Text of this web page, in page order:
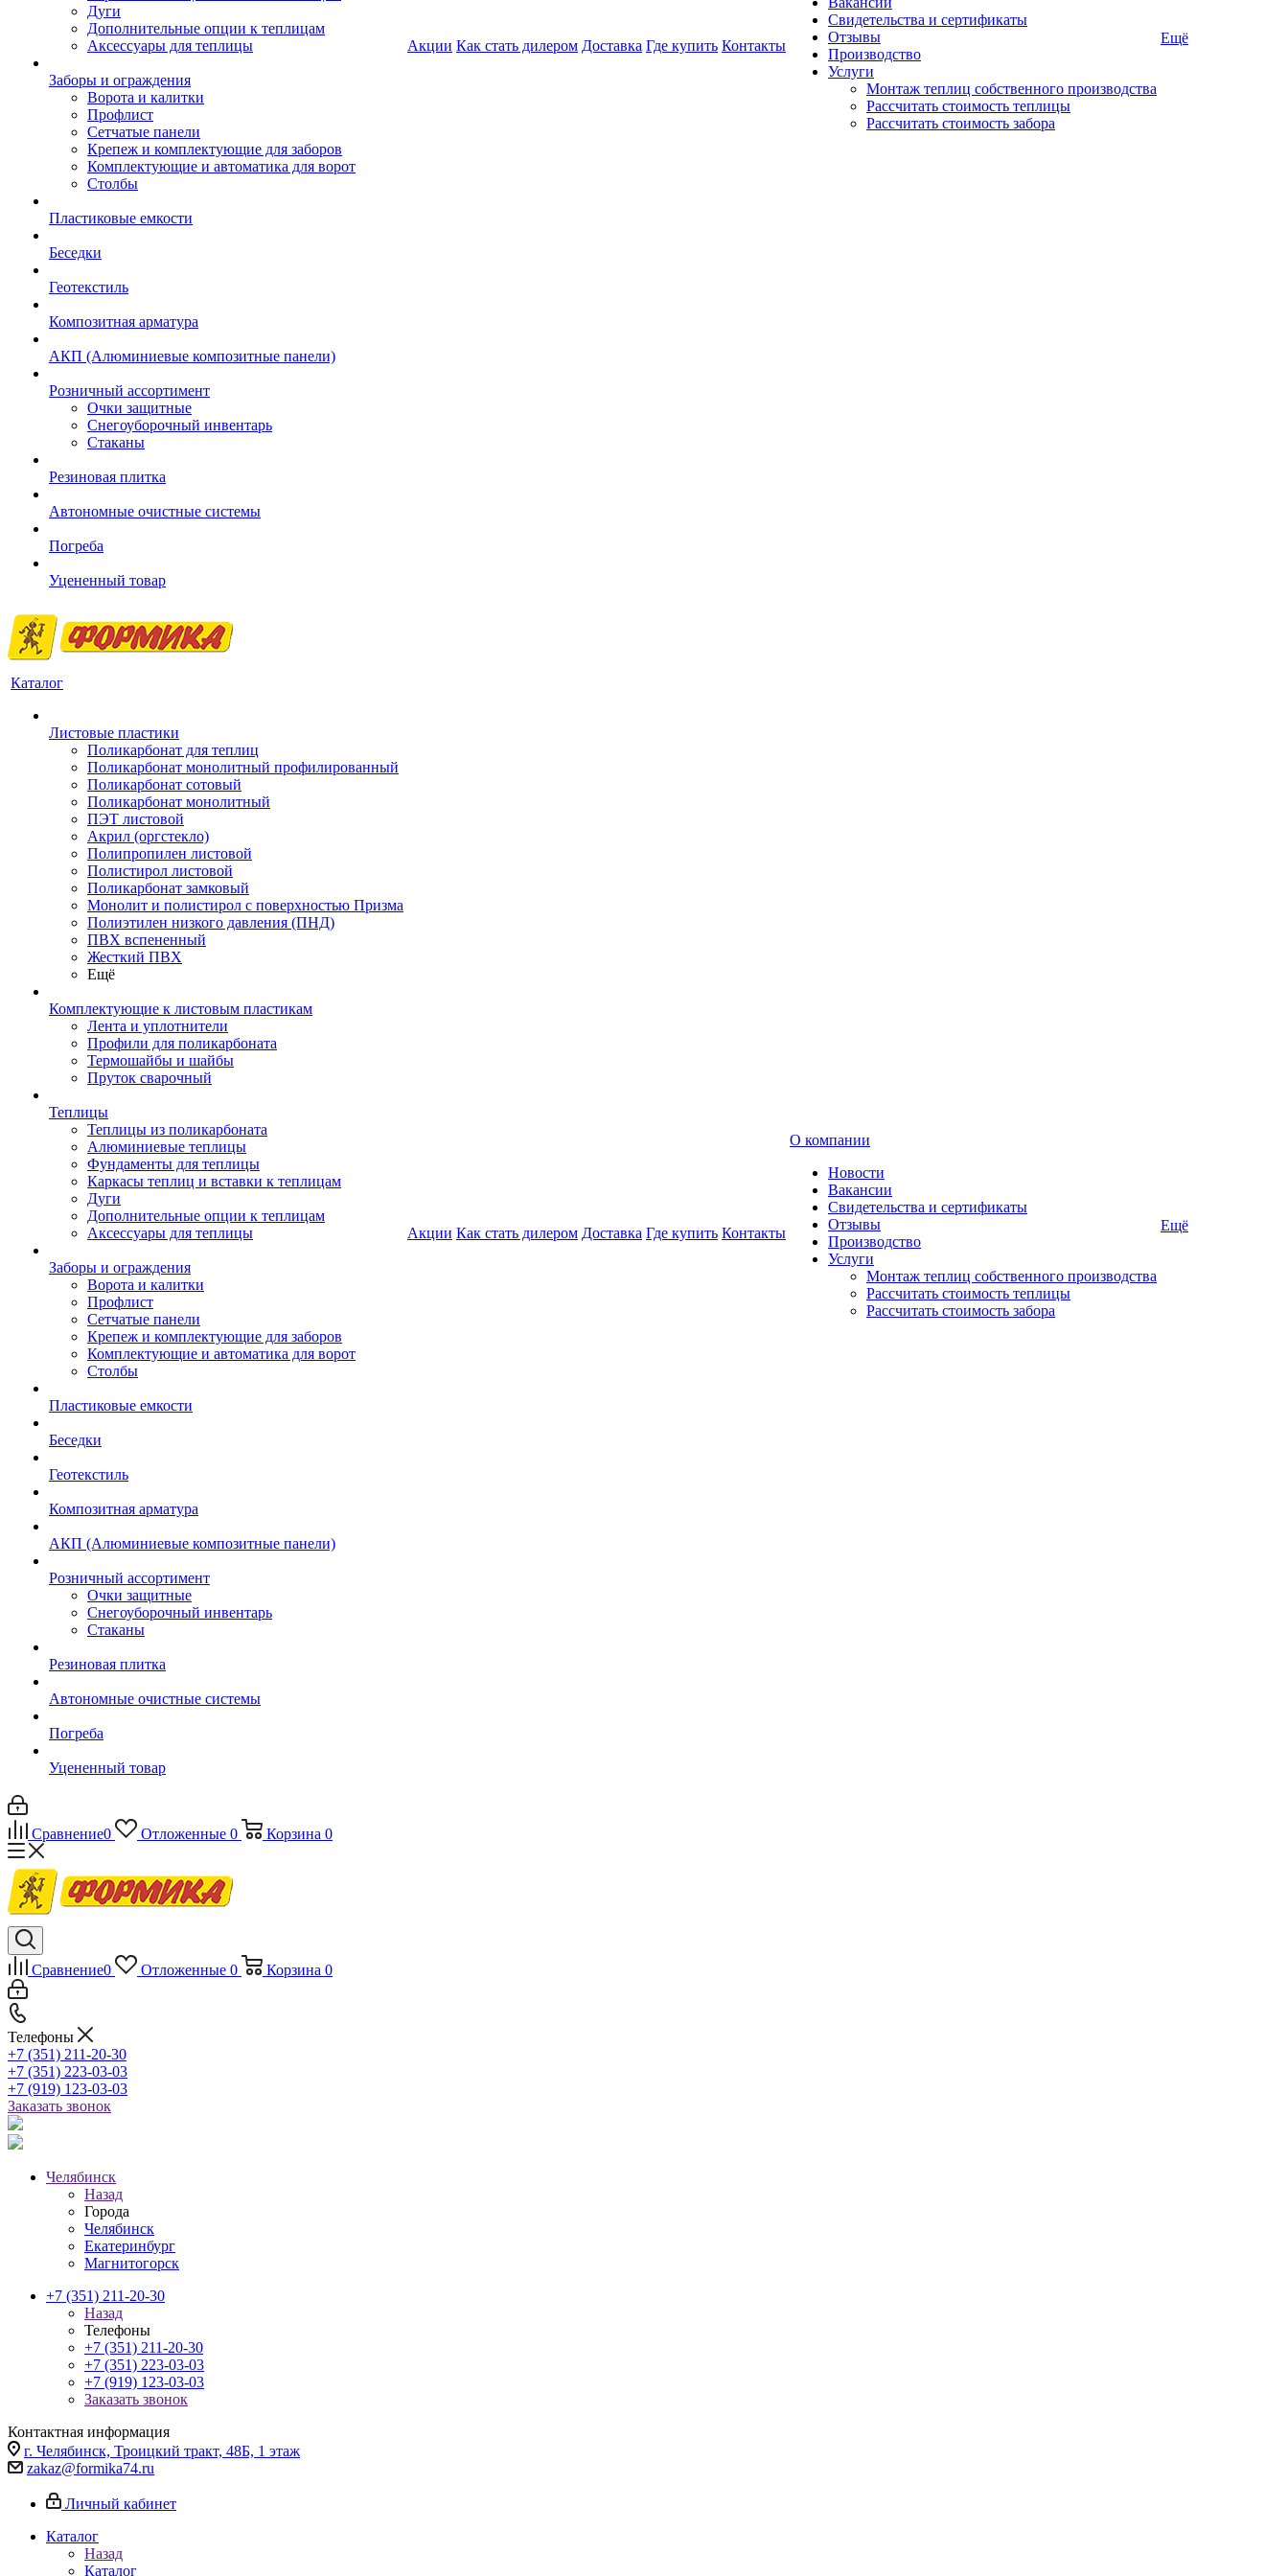
Дуги
Дополнительные опции к теплицам
Аксессуары для теплицы
Заборы и ограждения
Ворота и калитки
Профлист
Сетчатые панели
Крепеж и комплектующие для заборов
Комплектующие и автоматика для ворот
Столбы
Пластиковые емкости
Беседки
Геотекстиль
Композитная арматура
АКП (Алюминиевые композитные панели)
Розничный ассортимент
Очки защитные
Снегоуборочный инвентарь
Стаканы
Резиновая плитка
Автономные очистные системы
Погреба
Уцененный товар
Акции Как стать дилером Доставка Где купить Контакты
Свидетельства и сертификаты
Отзывы
Производство
Услуги
Монтаж теплиц собственного производства
Рассчитать стоимость теплицы
Рассчитать стоимость забора
Ещё
Каталог
Листовые пластики
Поликарбонат для теплиц
Поликарбонат монолитный профилированный
Поликарбонат сотовый
Поликарбонат монолитный
ПЭТ листовой
Акрил (оргстекло)
Полипропилен листовой
Полистирол листовой
Поликарбонат замковый
Монолит и полистирол с поверхностью Призма
Полиэтилен низкого давления (ПНД)
ПВХ вспененный
Жесткий ПВХ
Ещё
Комплектующие к листовым пластикам
Лента и уплотнители
Профили для поликарбоната
Термошайбы и шайбы
Пруток сварочный
Теплицы
Теплицы из поликарбоната
Алюминиевые теплицы
Фундаменты для теплицы
Каркасы теплиц и вставки к теплицам
Дуги
Дополнительные опции к теплицам
Аксессуары для теплицы
Заборы и ограждения
Ворота и калитки
Профлист
Сетчатые панели
Крепеж и комплектующие для заборов
Комплектующие и автоматика для ворот
Столбы
Пластиковые емкости
Беседки
Геотекстиль
Композитная арматура
АКП (Алюминиевые композитные панели)
Розничный ассортимент
Очки защитные
Снегоуборочный инвентарь
Стаканы
Резиновая плитка
Автономные очистные системы
Погреба
Уцененный товар
Акции Как стать дилером Доставка Где купить Контакты
О компании
Новости
Вакансии
Свидетельства и сертификаты
Отзывы
Производство
Услуги
Монтаж теплиц собственного производства
Рассчитать стоимость теплицы
Рассчитать стоимость забора
Ещё
Сравнение0 Отложенные 0 Корзина 0
Сравнение0 Отложенные 0 Корзина 0
Телефоны
+7 (351) 211-20-30
+7 (351) 223-03-03
+7 (919) 123-03-03
Заказать звонок
Челябинск
Назад
Города
Челябинск
Екатеринбург
Магнитогорск
+7 (351) 211-20-30
Назад
Телефоны
+7 (351) 211-20-30
+7 (351) 223-03-03
+7 (919) 123-03-03
Заказать звонок
Контактная информация
г. Челябинск, Троицкий тракт, 48Б, 1 этаж
zakaz@formika74.ru
Личный кабинет
Каталог
Назад
Каталог